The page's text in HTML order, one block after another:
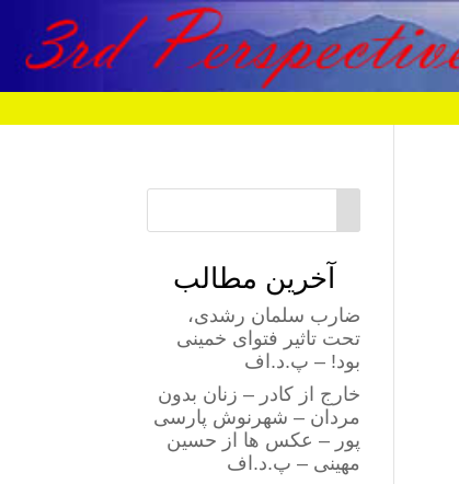
آخرین مطالب
ضارب سلمان رشدی،
تحت تاثیر فتوای خمینی
بود! – پ.د.اف
خارج از کادر – زنان بدون
مردان – شهرنوش پارسی
پور – عکس ها از حسین
مهینی – پ.د.اف